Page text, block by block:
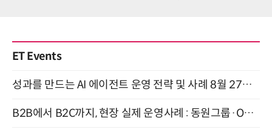
ET Events
성과를 만드는 AI 에이전트 운영 전략 및 사례 8월 27일 개최
B2B에서 B2C까지, 현장 실제 운영사례 : 동원그룹·OCI·다이닝브랜즈그룹·당근 (8/27)